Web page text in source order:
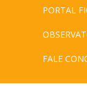
PORTAL
FALE